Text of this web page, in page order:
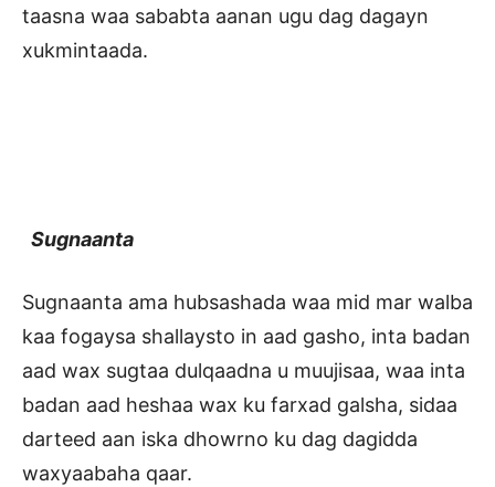
taasna waa sababta aanan ugu dag dagayn
xukmintaada.
Sugnaanta
Sugnaanta ama hubsashada waa mid mar walba
kaa fogaysa shallaysto in aad gasho, inta badan
aad wax sugtaa dulqaadna u muujisaa, waa inta
badan aad heshaa wax ku farxad galsha, sidaa
darteed aan iska dhowrno ku dag dagidda
waxyaabaha qaar.